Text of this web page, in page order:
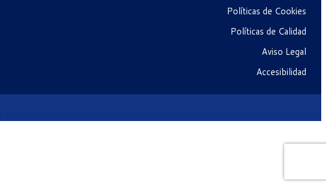
Políticas de Cookies
Políticas de Calidad
Aviso Legal
Accesibilidad